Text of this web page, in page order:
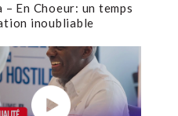
– En Choeur: un temps
inoubliable